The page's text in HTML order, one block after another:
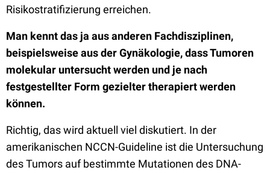
Risikostratifizierung erreichen.
Man kennt das ja aus anderen Fachdisziplinen,
beispielsweise aus der Gynäkologie, dass Tumoren
molekular untersucht werden und je nach
festgestellter Form gezielter therapiert werden
können.
Richtig, das wird aktuell viel diskutiert. In der
amerikanischen NCCN-Guideline ist die Untersuchung
des Tumors auf bestimmte Mutationen des DNA-